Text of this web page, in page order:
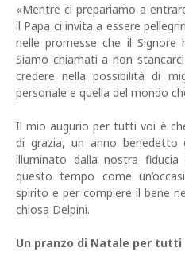
«Mentre ci prepariamo a
il Papa ci invita a essere
nelle promesse che il
Siamo chiamati a non
credere nella possibilità di
personale e quella del mondo
Il mio augurio per tutti voi è
di grazia, un anno benedetto
illuminato dalla nostra
questo tempo come
spirito e per compiere il bene
chiosa Delpini.
Un pranzo di Natale per tutti